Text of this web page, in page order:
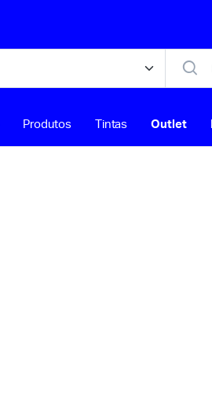
Produtos Tintas Outlet